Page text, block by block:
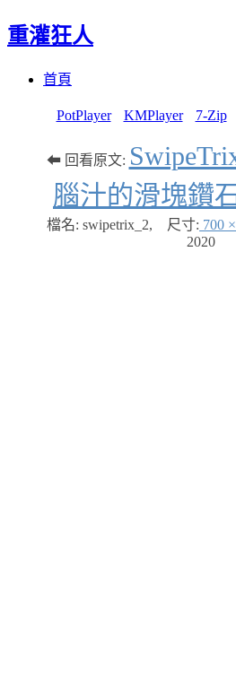
重灌狂人
首頁
PotPlayer KMPlayer 7-Zip
⬅ 回看原文:
腦汁的滑塊鑽
檔名: swipetrix_2, 尺寸: 700
2020